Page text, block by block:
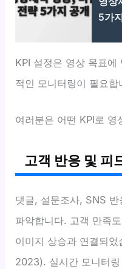
5가
KPI 설정은 영상 목표
적인 모니터링이 필요합
여러분은 어떤 KPI로 영
고객 반응 및 피
댓글, 설문조사, SNS
파악합니다. 고객 만족
이미지 상승과 연결되
2023). 실시간 모니터